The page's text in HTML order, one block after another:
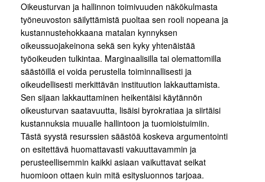
Oikeusturvan ja hallinnon toimivuuden näkökulmasta
työneuvoston säilyttämistä puoltaa sen rooli nopeana ja
kustannustehokkaana matalan kynnyksen
oikeussuojakeinona sekä sen kyky yhtenäistää
työoikeuden tulkintaa. Marginaalisilla tai olemattomilla
säästöillä ei voida perustella toiminnallisesti ja
oikeudellisesti merkittävän instituution lakkauttamista.
Sen sijaan lakkauttaminen heikentäisi käytännön
oikeusturvan saatavuutta, lisäisi byrokratiaa ja siirtäisi
kustannuksia muualle hallintoon ja tuomioistuimiin.
Tästä syystä resurssien säästöä koskeva argumentointi
on esitettävä huomattavasti vakuuttavammin ja
perusteellisemmin kaikki asiaan vaikuttavat seikat
huomioon ottaen kuin mitä esitysluonnos tarjoaa.